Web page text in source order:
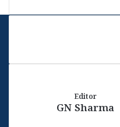
Editor
GN Sharma